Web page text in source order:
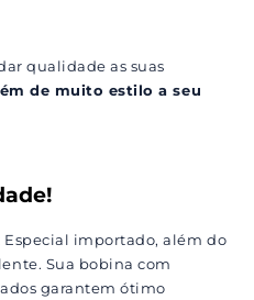
qualidade as suas
de muito estilo a seu
Especial importado, além do
Sua bobina com
garantem ótimo